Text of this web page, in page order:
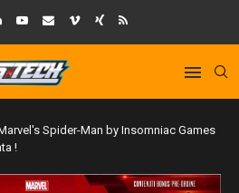
Spider-Man by Insomniac Games
!